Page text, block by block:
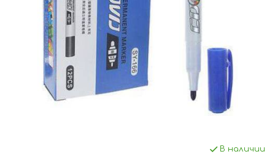
В наличии